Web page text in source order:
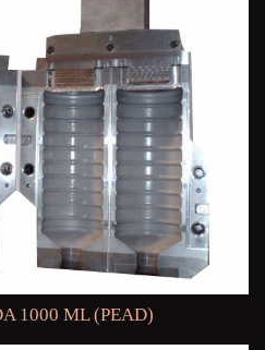
1000 ML (PEAD)